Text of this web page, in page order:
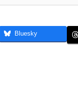
Bluesky